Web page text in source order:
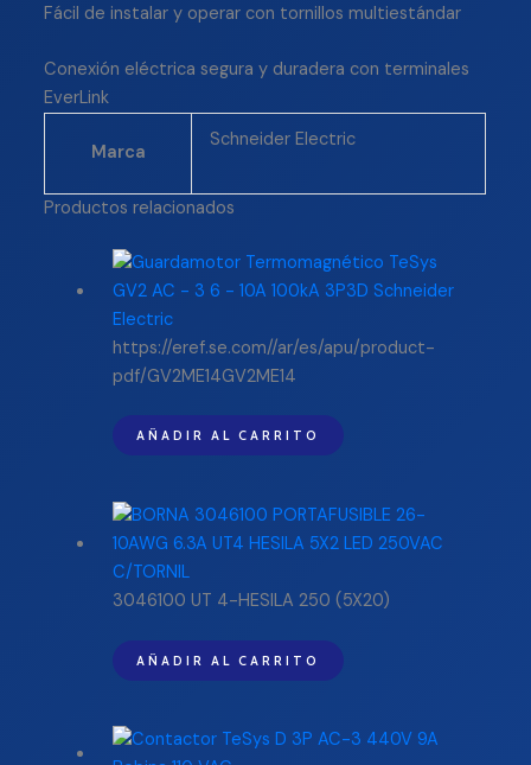
Fácil de instalar y operar con tornillos multiestándar
Conexión eléctrica segura y duradera con terminales
EverLink
Marca
Schneider Electric
Productos relacionados
https://eref.se.com//ar/es/apu/product-
pdf/GV2ME14GV2ME14
AÑADIR AL CARRITO
3046100 UT 4-HESILA 250 (5X20)
AÑADIR AL CARRITO